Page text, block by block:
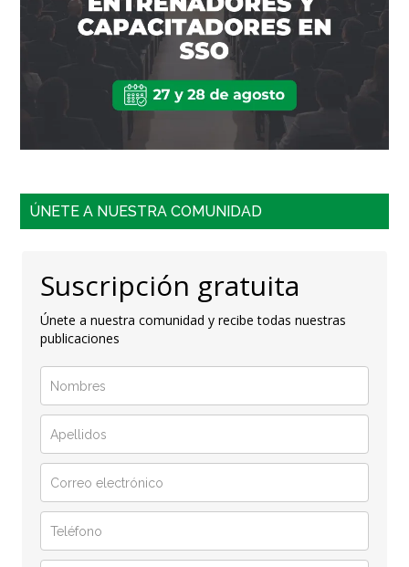
ÚNETE A NUESTRA COMUNIDAD
Suscripción gratuita
Únete a nuestra comunidad y recibe todas nuestras
publicaciones